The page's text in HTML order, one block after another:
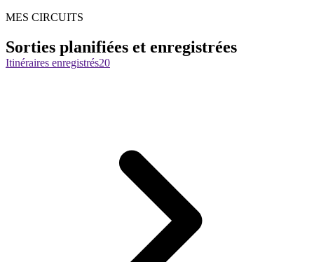
MES CIRCUITS
Sorties planifiées et enregistrées
Itinéraires enregistrés20